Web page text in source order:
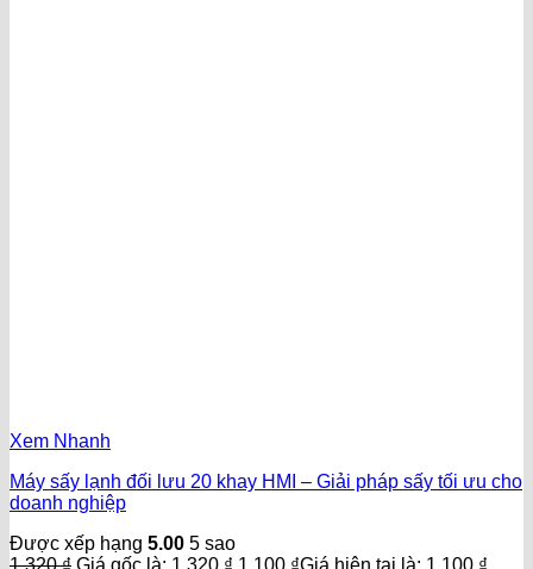
Xem Nhanh
Máy sấy lạnh đối lưu 20 khay HMI – Giải pháp sấy tối ưu cho
doanh nghiệp
Được xếp hạng 5.00 5 sao